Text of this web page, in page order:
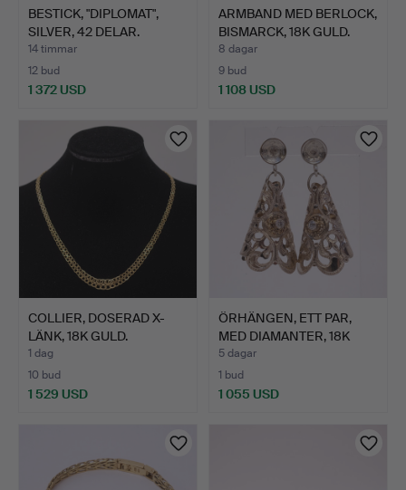
BESTICK, "DIPLOMAT",
SILVER, 42 DELAR.
14 timmar
12 bud
1 372 USD
ARMBAND MED BERLOCK,
BISMARCK, 18K GULD.
8 dagar
9 bud
1 108 USD
COLLIER, DOSERAD X-
LÄNK, 18K GULD.
1 dag
10 bud
1 529 USD
ÖRHÄNGEN, ETT PAR,
MED DIAMANTER, 18K
VITT…
5 dagar
1 bud
1 055 USD